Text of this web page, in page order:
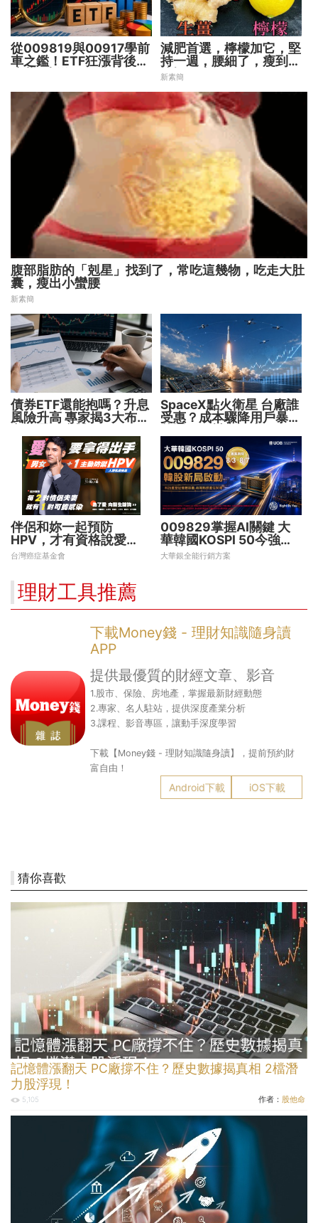
從009819與00917學前
車之鑑！ETF狂漲背後
減肥首選，檸檬加它，堅
持一週，腰細了，瘦到你
懷疑人生
新素簡
腹部脂肪的「剋星」找到了，常吃這幾物，吃走大肚
囊，瘦出小蠻腰
新素簡
債券ETF還能抱嗎？升息
風險升高 專家揭3大布局
SpaceX點火衛星 台廠誰
受惠？成本驟降用戶暴增
伴侶和妳一起預防
HPV，才有資格說愛
妳！
台灣癌症基金會
009829掌握AI關鍵 大
華韓國KOSPI 50今強勢
開募
大華銀全能行銷方案
理財工具推薦
下載Money錢 - 理財知識隨身讀
APP
提供最優質的財經文章、影音
1.股市、保險、房地產，掌握最新財經動態
2.專家、名人駐站，提供深度產業分析
3.課程、影音專區，讓動手深度學習
下載【Money錢 - 理財知識隨身讀】，提前預約財
富自由！
Android下載 iOS下載
猜你喜歡
記憶體漲翻天 PC廠撐不住？歷史數據揭真相 2檔潛
力股浮現！
5,105 作者： 股他命